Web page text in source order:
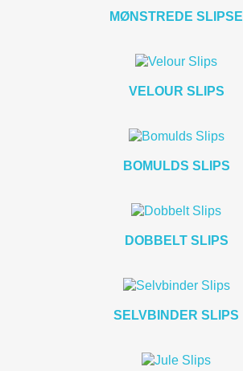
MØNSTREDE SLIPSE
VELOUR SLIPS
BOMULDS SLIPS
DOBBELT SLIPS
SELVBINDER SLIPS